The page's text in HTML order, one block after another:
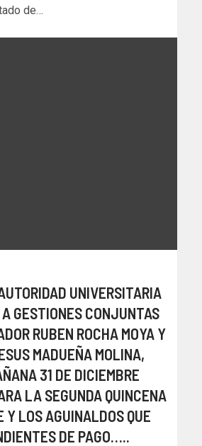
de…
UNIVERSITARIA
A GESTIONES CONJUNTAS
RUBEN ROCHA MOYA Y
MADUEÑA MOLINA,
31 DE DICIEMBRE
LA SEGUNDA QUINCENA
Y LOS AGUINALDOS QUE
DE PAGO…..